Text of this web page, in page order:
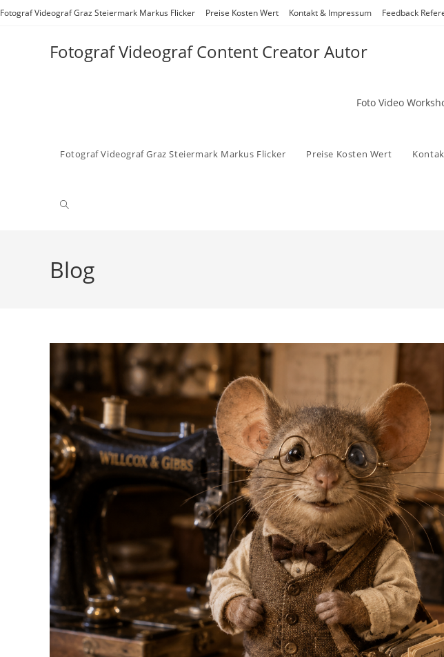
Zum
Fotograf Videograf Graz Steiermark Markus Flicker Preise Kosten Wert Kontakt & Impressum Feedback
Fotograf Videograf Content Creator Autor
Foto Video
Fotograf Videograf Graz Steiermark Markus Flicker Preise Kosten Wert
Website-
Blog